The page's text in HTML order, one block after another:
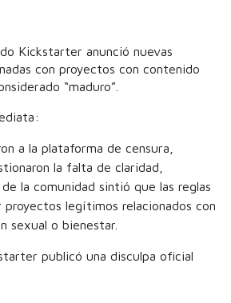
Kickstarter anunció nuevas
con proyectos con contenido
“maduro”.
a la plataforma de censura,
la falta de claridad,
la comunidad sintió que las reglas
legítimos relacionados con
sexual o bienestar.
publicó una disculpa oficial